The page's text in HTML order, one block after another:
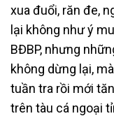
xua đuổi, răn đe,
lại không như ý
BĐBP, nhưng
không dừng lại,
tuần tra rồi mới
trên tàu cá ngoại